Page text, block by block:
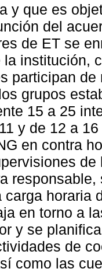
y que es
del
de ET se
institución,
participan
grupos
15 a 25
y de 12 a
en contra
carga horaria
en torno a
y se
de
como las